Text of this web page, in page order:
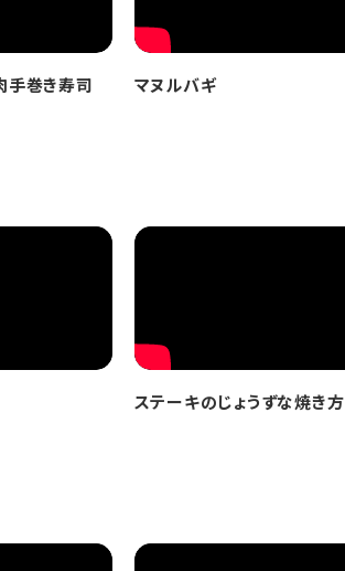
手巻き寿司 マヌルバギ
ステーキのじょうずな焼き方